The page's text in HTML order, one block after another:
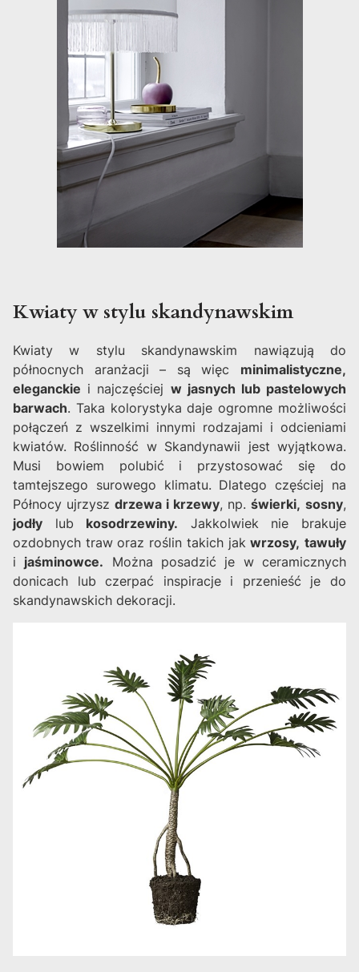
Kwiaty w stylu skandynawskim
Kwiaty w stylu skandynawskim nawiązują do
północnych aranżacji – są więc minimalistyczne,
eleganckie i najczęściej w jasnych lub pastelowych
barwach. Taka kolorystyka daje ogromne możliwości
połączeń z wszelkimi innymi rodzajami i odcieniami
kwiatów. Roślinność w Skandynawii jest wyjątkowa.
Musi bowiem polubić i przystosować się do
tamtejszego surowego klimatu. Dlatego częściej na
Północy ujrzysz drzewa i krzewy, np. świerki, sosny,
jodły lub kosodrzewiny. Jakkolwiek nie brakuje
ozdobnych traw oraz roślin takich jakwrzosy, tawuły
i jaśminowce. Można posadzić je w ceramicznych
donicach lub czerpać inspiracje i przenieść je do
skandynawskich dekoracji.